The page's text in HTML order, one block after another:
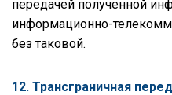
передачей полученной
информационно-
без таковой.
12. Трансграничная